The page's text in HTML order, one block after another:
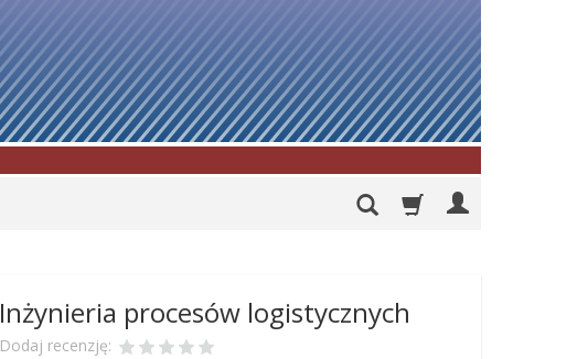
Inżynieria procesów logistycznych
Dodaj recenzję: